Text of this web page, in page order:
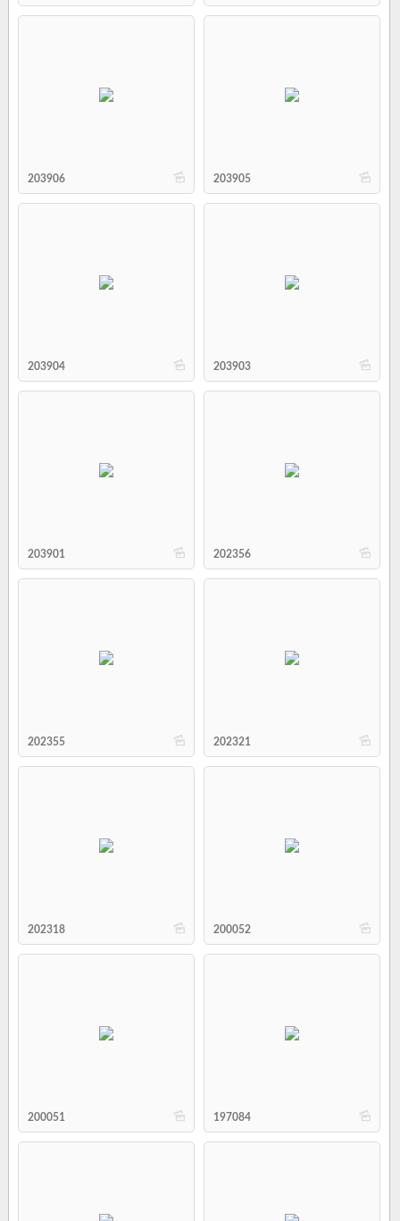
b
203906 b
203905
b
203904 b
203903
b
203901 b
202356
b
202355 b
202321
b
202318 b
200052
b
200051 b
197084